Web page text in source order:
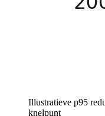
Illustratieve p95
knelpunt